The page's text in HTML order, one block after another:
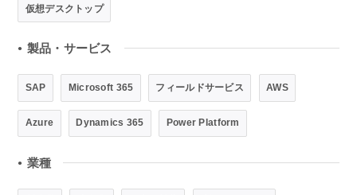
仮想デスクトップ
● 製品・サービス
SAP Microsoft 365 フィールドサービス AWS
Azure Dynamics 365 Power Platform
● 業種